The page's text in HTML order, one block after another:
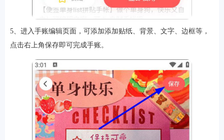
5、进入手账编辑页面，可添加添加贴纸、背景、文字、边框等，
点击右上角保存即可完成手账。